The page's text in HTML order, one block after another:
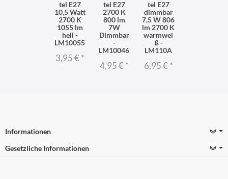
tel E27
10,5 Watt
2700 K
1055 lm
hell -
LM10055
3,95 €*
tel E27
2700 K
800 lm
7W
Dimmbar
-
LM10046
4,95 €*
tel E27
dimmbar
7,5 W 806
lm 2700 K
warmwei
ß -
LM110A
6,95 €*
Informationen
Gesetzliche Informationen